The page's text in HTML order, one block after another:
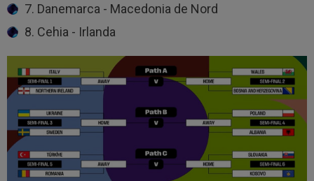
7. Danemarca - Macedonia de Nord
8. Cehia - Irlanda